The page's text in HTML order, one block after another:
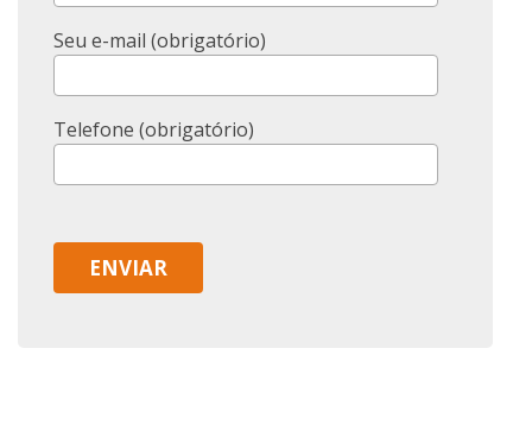
Seu e-mail (obrigatório)
Telefone (obrigatório)